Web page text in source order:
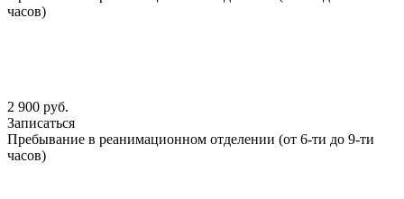
часов)
2 900 руб.
Записаться
Пребывание в реанимационном отделении (от 6-ти до 9-ти
часов)